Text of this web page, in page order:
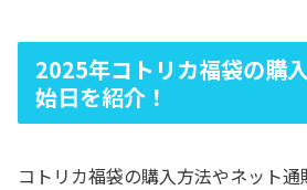
2025年コトリカ福袋の購
始日を紹介！
コトリカ福袋の購入方法やネット